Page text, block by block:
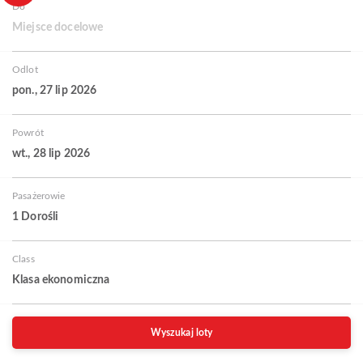
Do
Miejsce docelowe
Odlot
pon., 27 lip 2026
Powrót
wt., 28 lip 2026
Pasażerowie
1 Dorośli
Class
Klasa ekonomiczna
Wyszukaj loty